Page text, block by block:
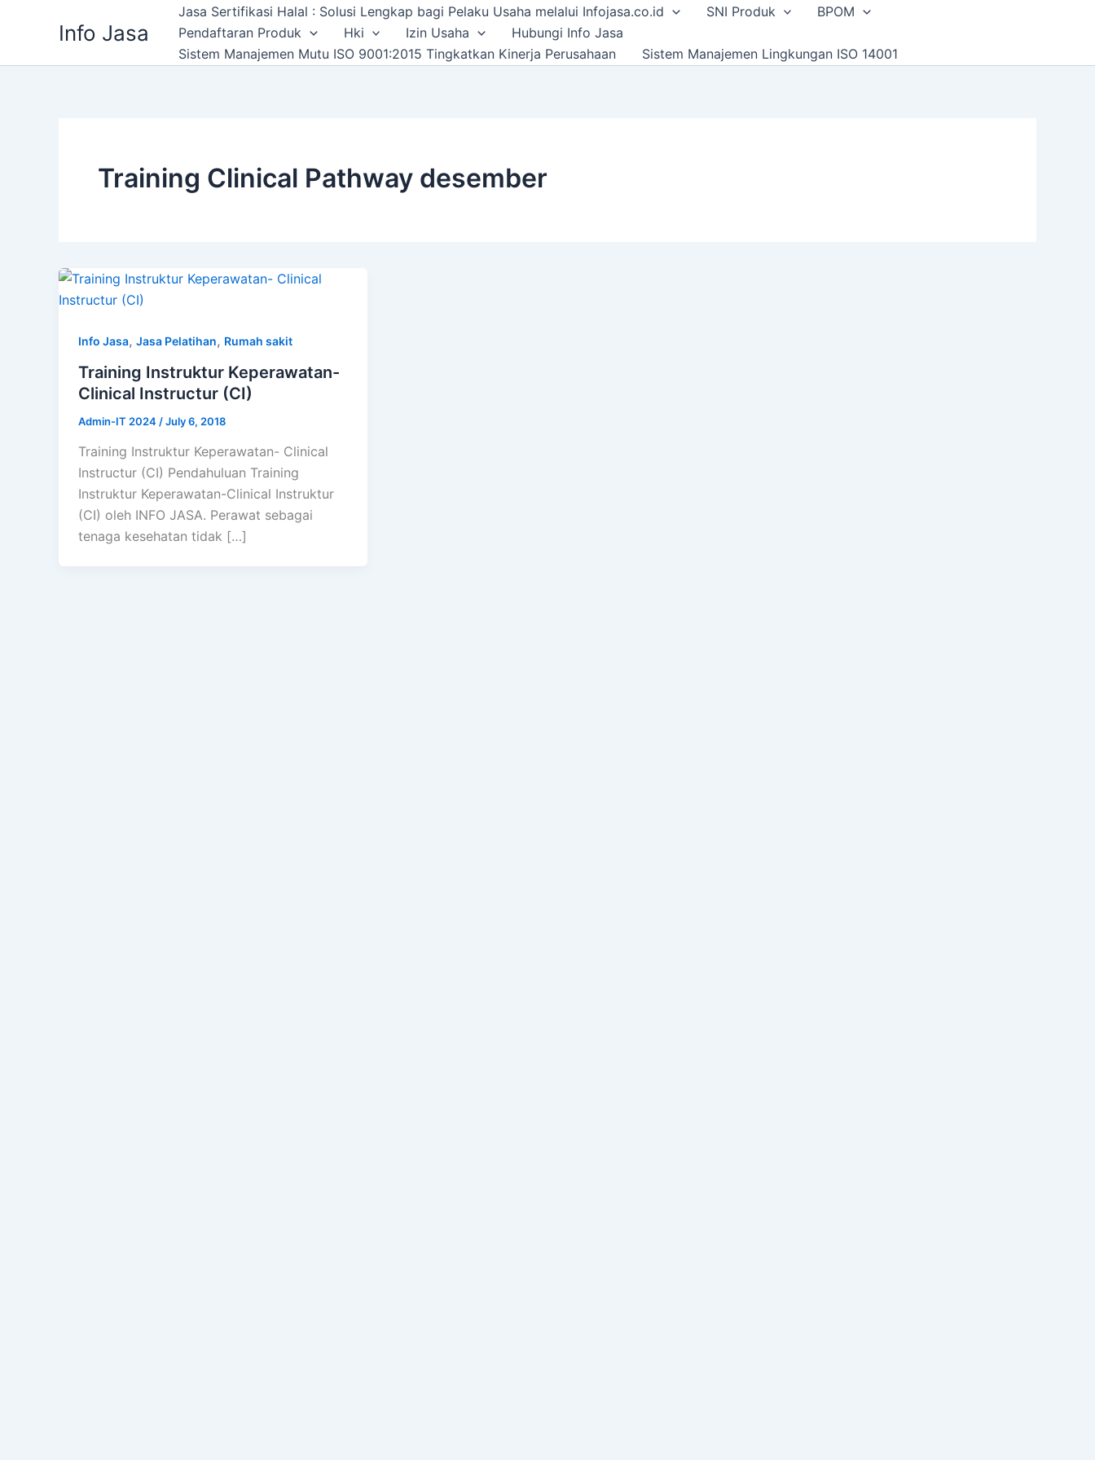
Info Jasa
Jasa Sertifikasi Halal : Solusi Lengkap bagi Pelaku Usaha melalui Infojasa.co.id SNI Produk
BPOM
Pendaftaran Produk
Hki Izin Usaha
Hubungi Info Jasa
Sistem Manajemen Mutu ISO 9001:2015 Tingkatkan Kinerja Perusahaan
Sistem Manajemen Lingkungan ISO 14001
Training Clinical Pathway desember
Info Jasa, Jasa Pelatihan, Rumah sakit
Training Instruktur Keperawatan-
Clinical Instructur (CI)
Admin-IT 2024 /July 6, 2018
Training Instruktur Keperawatan- Clinical
Instructur (CI) Pendahuluan Training
Instruktur Keperawatan-Clinical Instruktur
(CI) oleh INFO JASA. Perawat sebagai
tenaga kesehatan tidak […]